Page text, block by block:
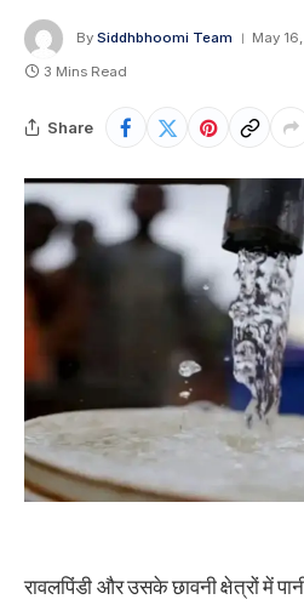
By Siddhbhoomi Team May
3 Mins Read
Share
रावलपिंडी और उसके छावनी क्षेत्रों में